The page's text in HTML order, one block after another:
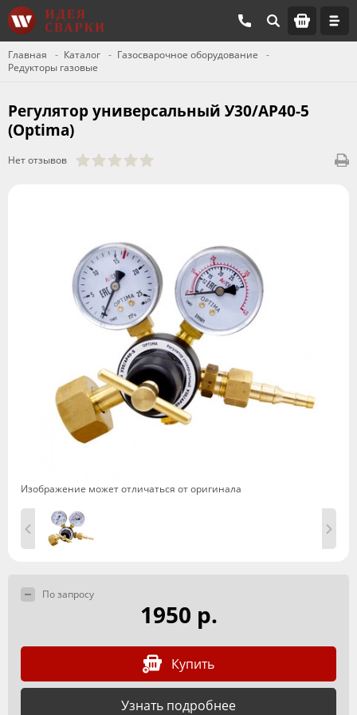
Главная Каталог
Газосварочное оборудование
Редукторы газовые
Регулятор универсальный У30/АР40-5
(Optima)
Нет отзывов
Изображение может отличаться от оригинала
По запросу
1950 р.
Купить
Узнать подробнее